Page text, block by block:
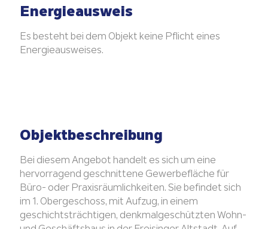
Energieausweis
Es besteht bei dem Objekt keine Pflicht eines
Energieausweises.
Objektbeschreibung
Bei diesem Angebot handelt es sich um eine
hervorragend geschnittene Gewerbefläche für
Büro- oder Praxisräumlichkeiten. Sie befindet sich
im 1. Obergeschoss, mit Aufzug, in einem
geschichtsträchtigen, denkmalgeschützten Wohn-